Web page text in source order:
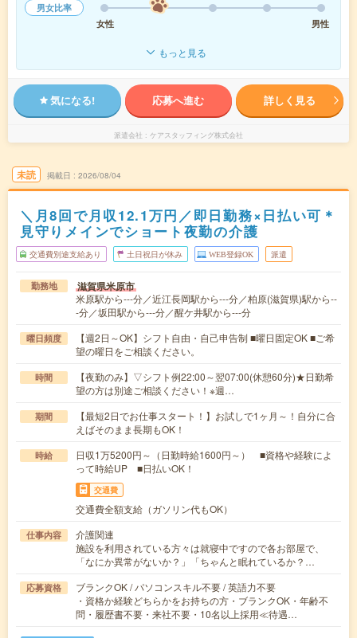
男女比率
女性
男性
もっと見る
気になる! 応募へ進む 詳しく見る
派遣会社 ケアスタッフィング株式会社
未読 掲載日 2026/08/04
＼月8回で月収12.1万円／即日勤務×日払い可＊
見守りメインでショート夜勤の介護
交通費別途支給あり 土日祝日が休み WEB登録OK 派遣
勤務地 滋賀県米原市
米原駅から---分／近江長岡駅から---分／柏原(滋賀県)駅から--
-分／坂田駅から---分／醒ケ井駅から---分
曜日頻度
【週2日～OK】シフト自由・自己申告制 ■曜日固定OK ■ご希
望の曜日をご相談ください。
時間
【夜勤のみ】▽シフト例22:00～翌07:00(休憩60分)★日勤希
望の方は別途ご相談ください！※週…
期間
【最短2日でお仕事スタート！】お試しで1ヶ月～！自分に合
えばそのまま長期もOK！
時給
日収1万5200円～（日勤時給1600円～） ■資格や経験によ
って時給UP ■日払いOK！
交通費
交通費全額支給（ガソリン代もOK）
仕事内容
介護関連
施設を利用されている方々は就寝中ですので各お部屋で、
「なにか異常がないか？」「ちゃんと眠れているか？…
応募資格
ブランクOK / パソコンスキル不要 / 英語力不要
・資格か経験どちらかをお持ちの方・ブランクOK・年齢不
問・履歴書不要・来社不要・10名以上採用≪待遇…